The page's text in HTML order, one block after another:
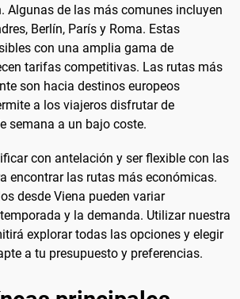
Algunas de las más comunes incluyen
Berlín, París y Roma. Estas
con una amplia gama de
tarifas competitivas. Las rutas más
son hacia destinos europeos
a los viajeros disfrutar de
semana a un bajo coste.
con antelación y ser flexible con las
encontrar las rutas más económicas.
desde Viena pueden variar
y la demanda. Utilizar nuestra
explorar todas las opciones y elegir
a tu presupuesto y preferencias.